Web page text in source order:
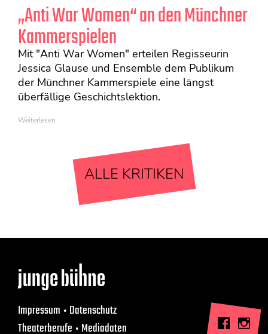
„Anti War Women“ an den Münchner
Kammerspielen
Mit "Anti War Women" erteilen Regisseurin
Jessica Glause und Ensemble dem Publikum
der Münchner Kammerspiele eine längst
überfällige Geschichtslektion.
Weiterlesen
ALLE KRITIKEN
Impressum Datenschutz
Theaterberufe Mediadaten